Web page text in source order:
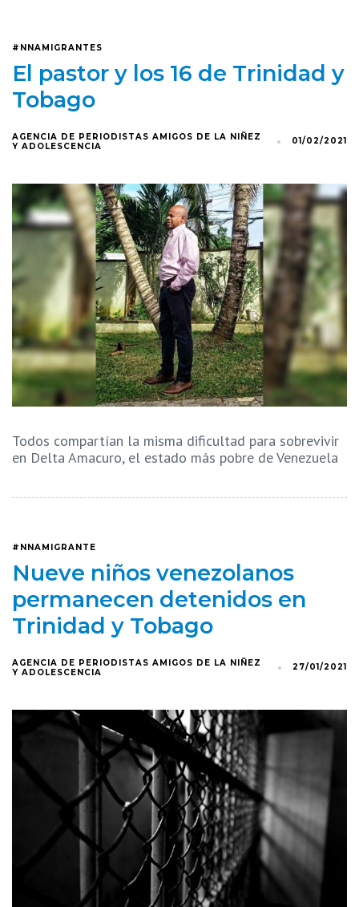
#NNAMIGRANTES
El pastor y los 16 de Trinidad y
Tobago
AGENCIA DE PERIODISTAS AMIGOS DE LA NIÑEZ
Y ADOLESCENCIA
01/02/2021
Todos compartían la misma dificultad para sobrevivir
en Delta Amacuro, el estado más pobre de Venezuela
#NNAMIGRANTE
Nueve niños venezolanos
permanecen detenidos en
Trinidad y Tobago
AGENCIA DE PERIODISTAS AMIGOS DE LA NIÑEZ
Y ADOLESCENCIA
27/01/2021